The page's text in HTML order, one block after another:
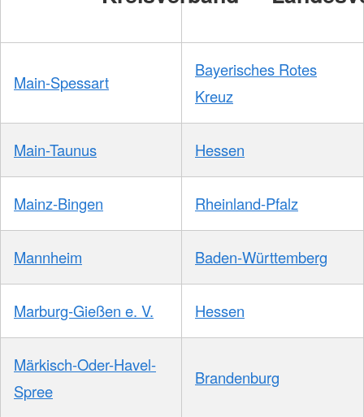
Main-Spessart
Bayerisches Rotes
Kreuz
Main-Taunus Hessen
Mainz-Bingen Rheinland-Pfalz
Mannheim Baden-Württemberg
Marburg-Gießen e. V. Hessen
Märkisch-Oder-Havel-
Spree
Brandenburg